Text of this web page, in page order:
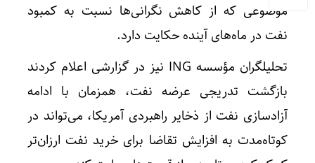
موضوعی که از کاهش نگرانی‌ها نسبت به کمبود
نفت در ماه‌های آینده حکایت دارد.
تحلیلگران مؤسسه ING نیز در گزارشی اعلام کردند
بازگشت تدریجی عرضه نفت، همزمان با ادامه
آزادسازی نفت از ذخایر راهبردی آمریکا، می‌تواند در
کوتاه‌مدت به افزایش تقاضا برای خرید نفت ارزان‌تر